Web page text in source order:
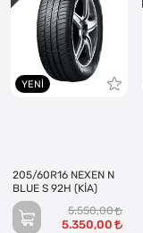
YENI
205/60R16 NEXEN N
BLUE S 92H (KİA)
5.550,00
5.350,00